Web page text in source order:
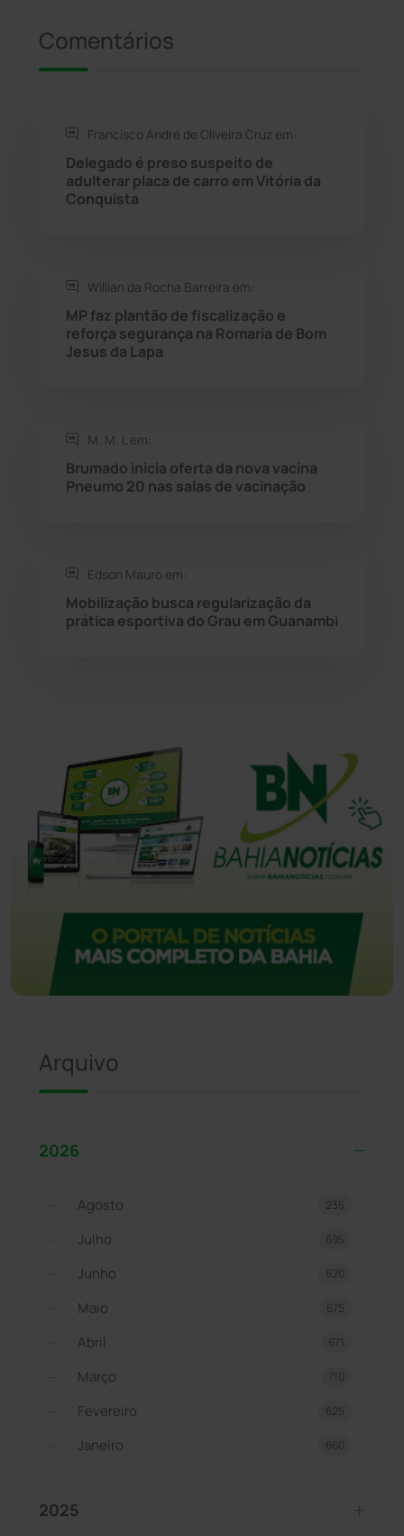
Rio de Contas
Rio do Antônio
Rio do Pires
Sebastião Laranjeiras
Tanhaçu
Tecnologia
Urandi (158)
Comentários
Francisco André de Oliveira Cruz em:
Delegado é preso suspeito de
adulterar placa de carro em Vitória da
Conquista
Willian da Rocha Barreira em:
MP faz plantão de fiscalização e
reforça segurança na Romaria de Bom
Jesus da Lapa
M. M. L em:
Brumado inicia oferta da nova vacina
Pneumo 20 nas salas de vacinação
Edson Mauro em:
Mobilização busca regularização da
prática esportiva do Grau em Guanambi
Arquivo
2026
Agosto 235
Julho 695
Junho 620
Maio 675
Abril 671
Março 710
Fevereiro 625
Janeiro 660
2025